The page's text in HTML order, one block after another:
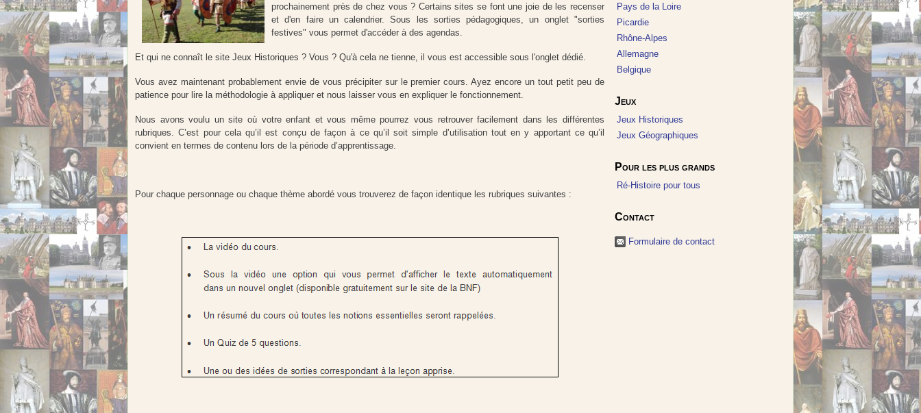
Pays de la Loire
Picardie
Rhône-Alpes
Allemagne
Belgique
Jeux
Jeux Historiques
Jeux Géographiques
Pour les plus grands
Ré-Histoire pour tous
Contact
Formulaire de contact
prochainement près de chez vous ? Certains sites se font une joie de les recenser
et d'en faire un calendrier. Sous les sorties pédagogiques, un onglet "sorties
festives" vous permet d'accéder à des agendas.
Et qui ne connaît le site Jeux Historiques ? Vous ? Qu'à cela ne tienne, il vous est accessible sous l'onglet dédié.
Vous avez maintenant probablement envie de vous précipiter sur le premier cours. Ayez encore un tout petit peu de
patience pour lire la méthodologie à appliquer et nous laisser vous en expliquer le fonctionnement.
Nous avons voulu un site où votre enfant et vous même pourrez vous retrouver facilement dans les différentes
rubriques. C’est pour cela qu’il est conçu de façon à ce qu’il soit simple d’utilisation tout en y apportant ce qu’il
convient en termes de contenu lors de la période d’apprentissage.
Pour chaque personnage ou chaque thème abordé vous trouverez de façon identique les rubriques suivantes :